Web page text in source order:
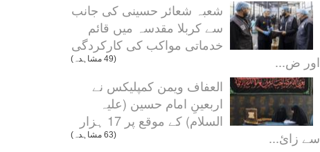
شعبہ شعائر حسینی کی جانب
سے کربلا مقدسہ میں قائم
خدماتی مواکب کی کارکردگی
اور ض...
(49 مشاہدہ)
العفاف ویمن کمپلیکس نے
اربعینِ امام حسین (علیہ
السلام) کے موقع پر 17 ہزار
سے زائ...
(63 مشاہدہ)